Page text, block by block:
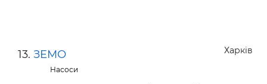
Харків
ЗЕМО
Насоси